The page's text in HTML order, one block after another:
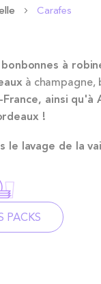
Carafes
à
à champagne,
ainsi qu'à
!
le lavage de la
PACKS